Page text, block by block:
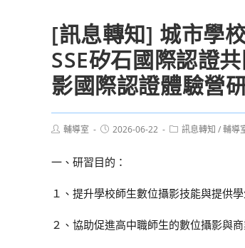
[訊息轉知] 城市學
SSE矽石國際認證
影國際認證體驗營
Post輔導室
Post2026-06-22
Post訊息轉知 /輔導
一、研習目的：
１、提升學校師生數位攝影技能與提供
２、協助促進高中職師生的數位攝影與